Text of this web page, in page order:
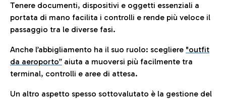
Tenere documenti, dispositivi e oggetti essenziali a
portata di mano facilita i controlli e rende più veloce il
passaggio tra le diverse fasi.
Anche l’abbigliamento ha il suo ruolo: scegliere "outfit
da aeroporto” aiuta a muoversi più facilmente tra
terminal, controlli e aree di attesa.
Un altro aspetto spesso sottovalutato è la gestione del